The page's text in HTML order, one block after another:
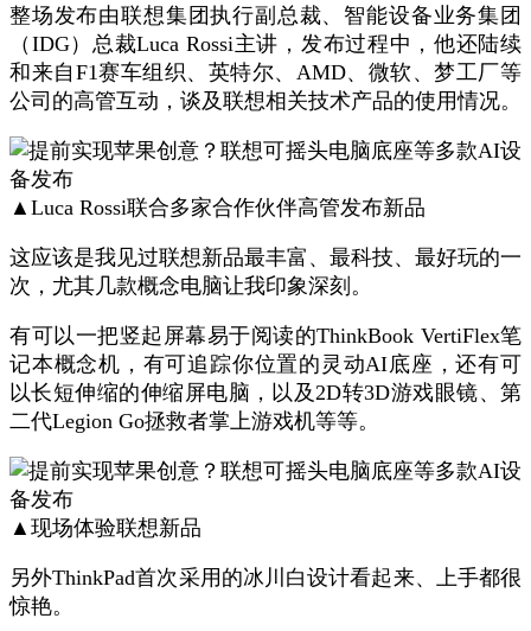
整场发布由联想集团执行副总裁、智能设备业务集团
（IDG）总裁Luca Rossi主讲，发布过程中，他还陆续
和来自F1赛车组织、英特尔、AMD、微软、梦工厂等
公司的高管互动，谈及联想相关技术产品的使用情况。
▲Luca Rossi联合多家合作伙伴高管发布新品
这应该是我见过联想新品最丰富、最科技、最好玩的一
次，尤其几款概念电脑让我印象深刻。
有可以一把竖起屏幕易于阅读的ThinkBook VertiFlex笔
记本概念机，有可追踪你位置的灵动AI底座，还有可
以长短伸缩的伸缩屏电脑，以及2D转3D游戏眼镜、第
二代Legion Go拯救者掌上游戏机等等。
▲现场体验联想新品
另外ThinkPad首次采用的冰川白设计看起来、上手都很
惊艳。